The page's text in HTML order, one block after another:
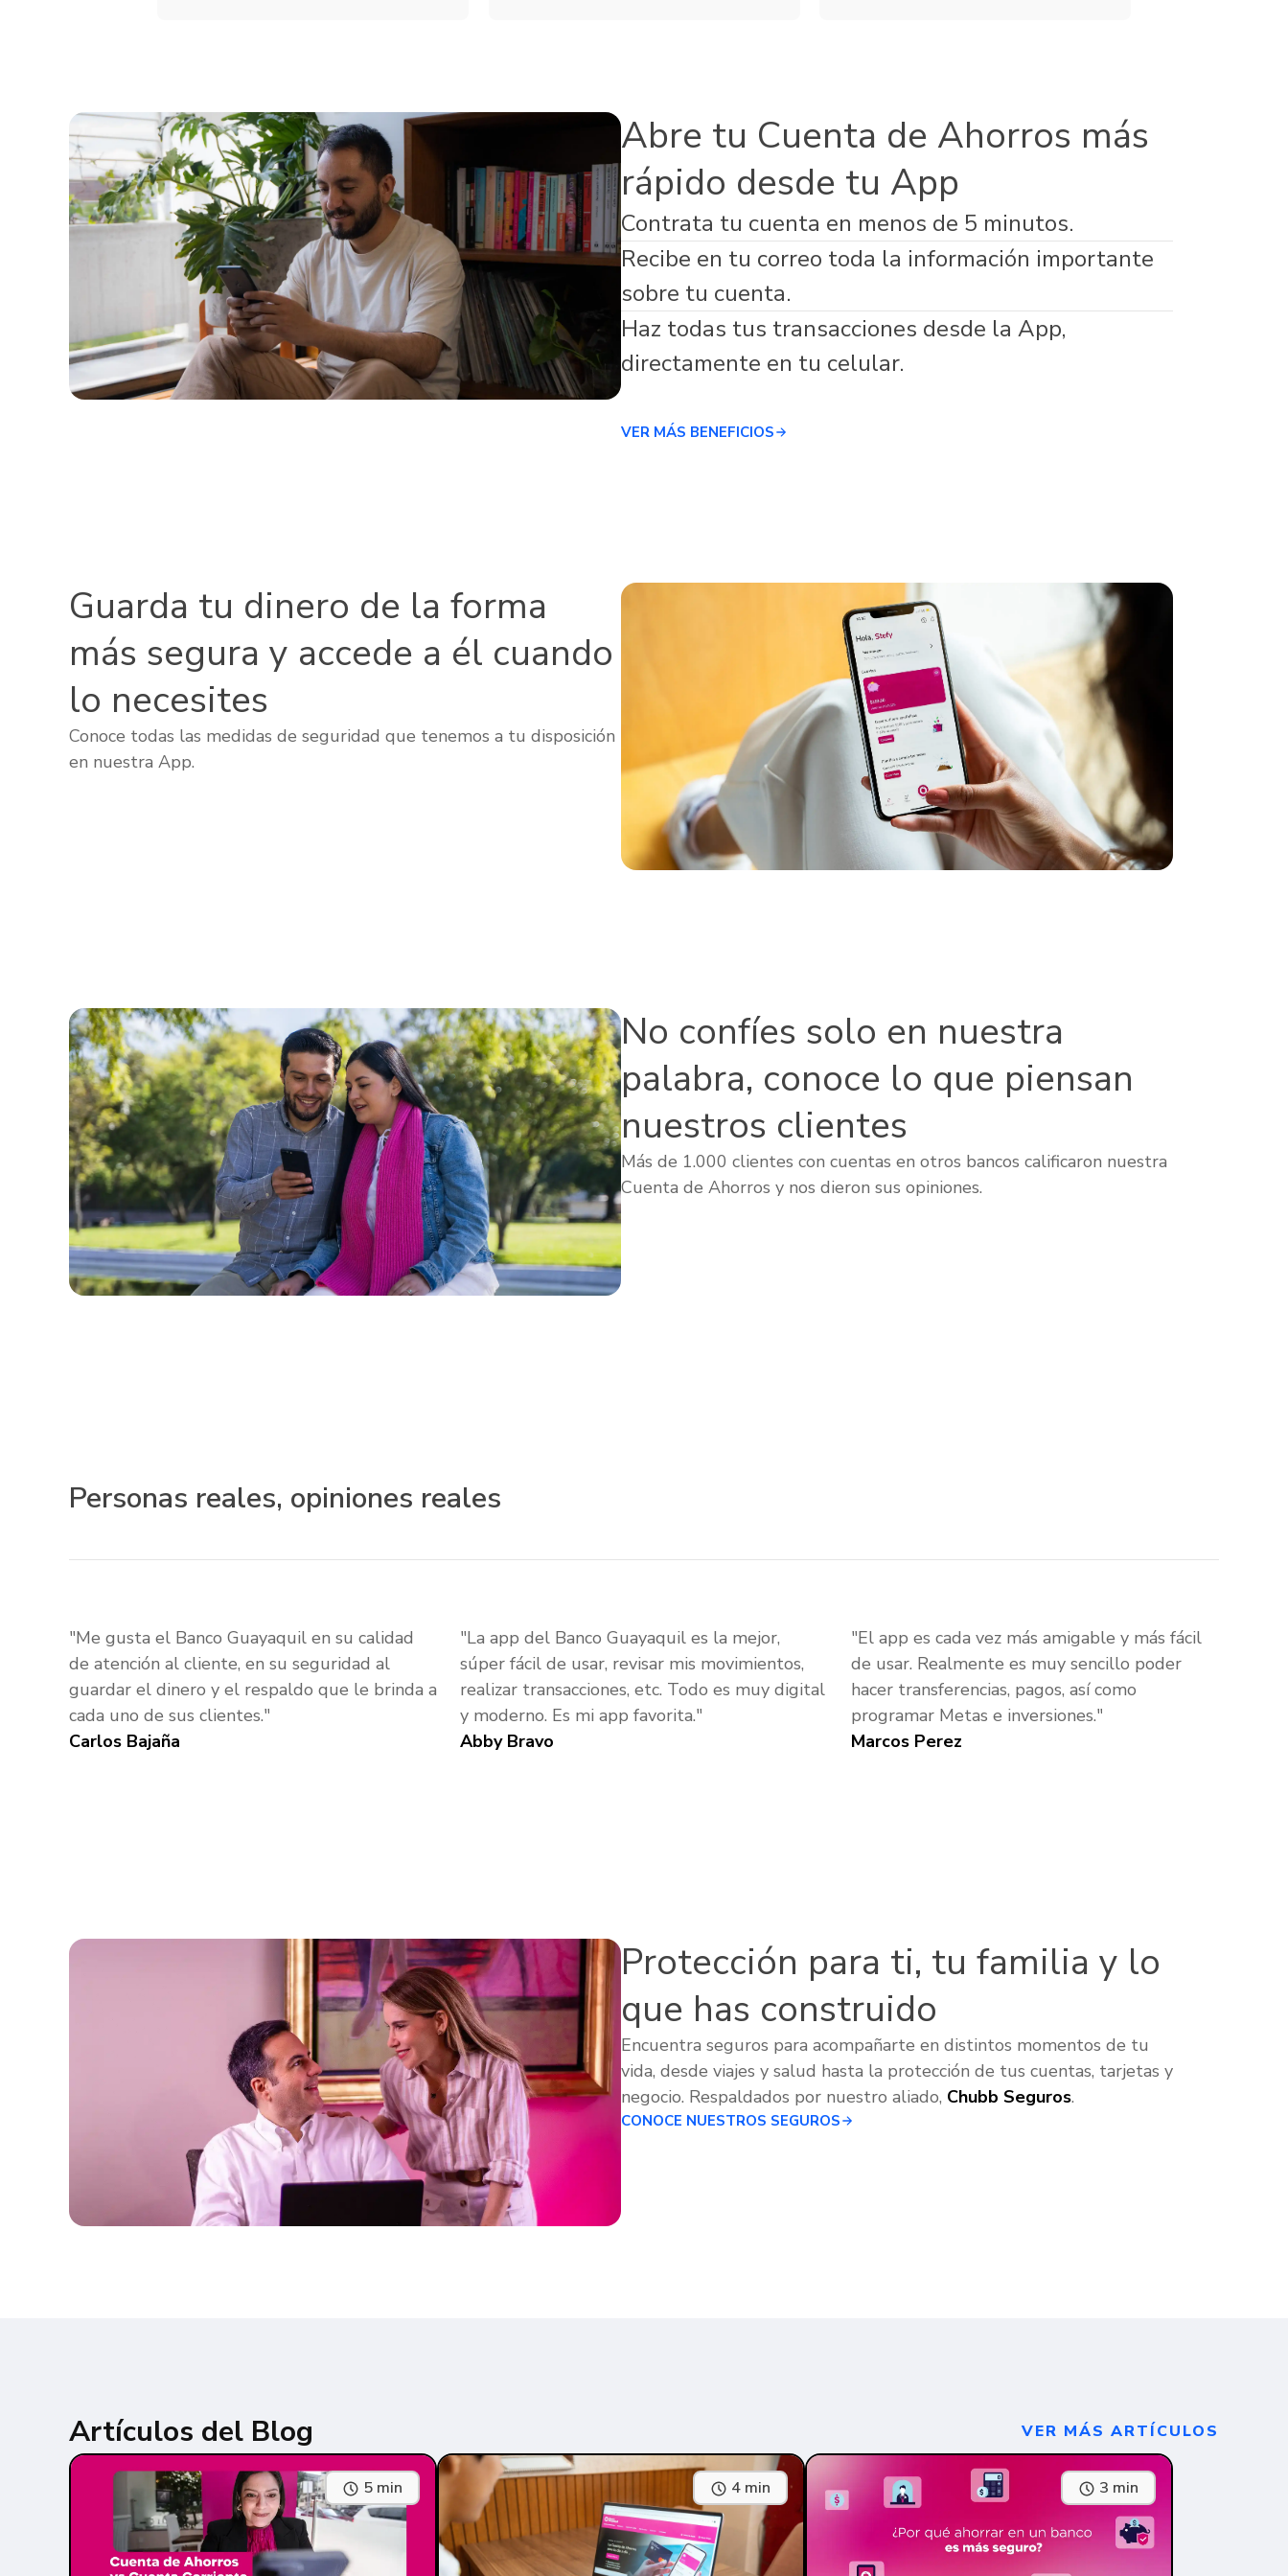
Servicios Adicionales
Courier
Peigo
Billetera virtual respaldada por Banco Guayaquil
Abre tu Cuenta de Ahorros más
rápido desde tu App
Contrata tu cuenta en menos de 5 minutos.
Recibe en tu correo toda la información importante
sobre tu cuenta.
Haz todas tus transacciones desde la App,
directamente en tu celular.
VER MÁS BENEFICIOS
Guarda tu dinero de la forma
más segura y accede a él cuando
lo necesites
Conoce todas las medidas de seguridad que tenemos a tu disposición
en nuestra App.
No confíes solo en nuestra
palabra, conoce lo que piensan
nuestros clientes
Más de 1.000 clientes con cuentas en otros bancos calificaron nuestra
Cuenta de Ahorros y nos dieron sus opiniones.
Personas reales, opiniones reales
"Me gusta el Banco Guayaquil en su calidad
de atención al cliente, en su seguridad al
guardar el dinero y el respaldo que le brinda a
cada uno de sus clientes."
Carlos Bajaña
"La app del Banco Guayaquil es la mejor,
súper fácil de usar, revisar mis movimientos,
realizar transacciones, etc. Todo es muy digital
y moderno. Es mi app favorita."
Abby Bravo
"El app es cada vez más amigable y más fácil
de usar. Realmente es muy sencillo poder
hacer transferencias, pagos, así como
programar Metas e inversiones."
Marcos Perez
Protección para ti, tu familia y lo
que has construido
Encuentra seguros para acompañarte en distintos momentos de tu
vida, desde viajes y salud hasta la protección de tus cuentas, tarjetas y
negocio. Respaldados por nuestro aliado, Chubb Seguros.
CONOCE NUESTROS SEGUROS
Artículos del Blog VER MÁS ARTÍCULOS
5 min 4 min 3 min